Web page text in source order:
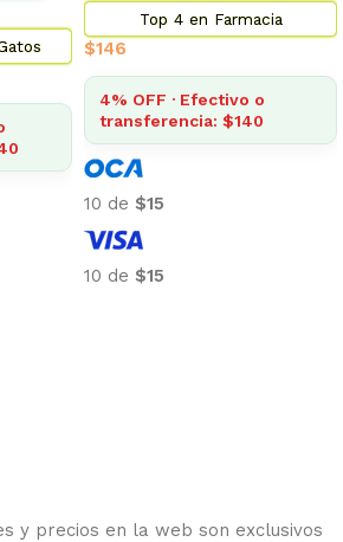
Top 4 en Farmacia
$146
4% OFF · Efectivo o
transferencia: $140
10 de $15
10 de $15
y precios en la web son exclusivos